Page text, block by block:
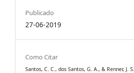
Publicado
27-06-2019
Como Citar
Santos, C. C., dos Santos, G. A., & Renner, J. S.